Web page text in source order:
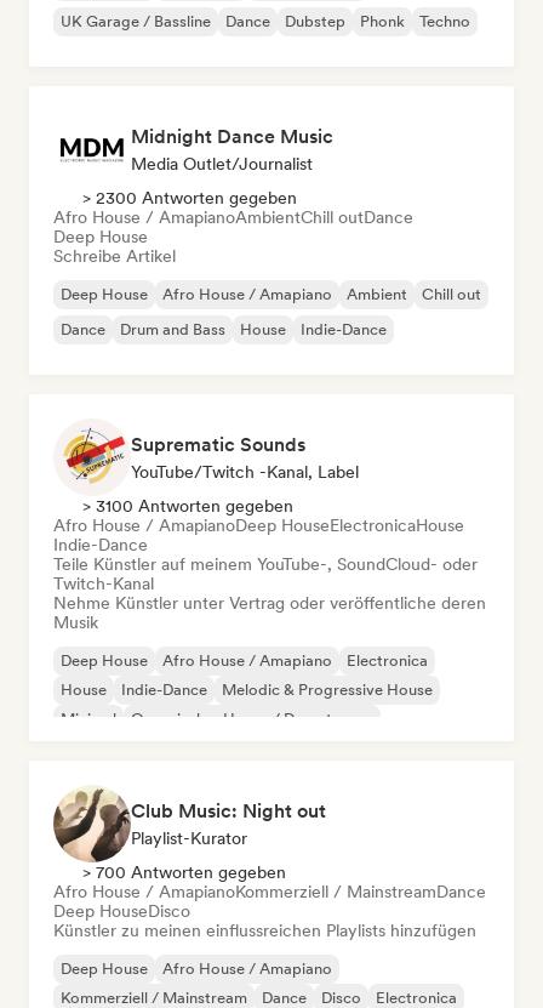
UK Garage / Bassline
Dance Dubstep Phonk Techno
Midnight Dance Music
Media Outlet/Journalist
> 2300 Antworten gegeben
Afro House / AmapianoAmbientChill outDance
Deep House
Schreibe Artikel
Deep House Afro House / Amapiano Ambient
Chill out
Dance
Drum and Bass House Indie-Dance
Suprematic Sounds
YouTube/Twitch -Kanal, Label
> 3100 Antworten gegeben
Afro House / AmapianoDeep HouseElectronicaHouse
Indie-Dance
Teile Künstler auf meinem YouTube-, SoundCloud- oder
Twitch-Kanal
Nehme Künstler unter Vertrag oder veröffentliche deren
Musik
Deep House Afro House / Amapiano
Electronica
House
Indie-Dance
Melodic & Progressive House
Minimal
Organischer House / Downtempo
Club Music: Night out
Playlist-Kurator
> 700 Antworten gegeben
Afro House / AmapianoKommerziell / MainstreamDance
Deep HouseDisco
Künstler zu meinen einflussreichen Playlists hinzufügen
Deep House
Afro House / Amapiano
Kommerziell / Mainstream
Dance Disco
Electronica